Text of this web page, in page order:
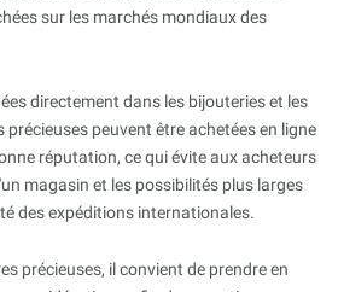
sur les marchés mondiaux des
directement dans les bijouteries et les
précieuses peuvent être achetées en ligne
réputation, ce qui évite aux acheteurs
magasin et les possibilités plus larges
des expéditions internationales.
précieuses, il convient de prendre en